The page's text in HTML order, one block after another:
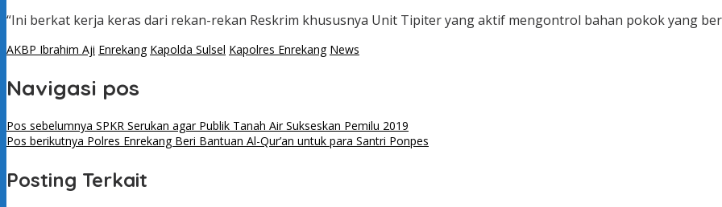
“Ini berkat kerja keras dari rekan-rekan Reskrim khususnya Unit Tipiter yang aktif mengontrol bahan pokok yang
AKBP Ibrahim Aji Enrekang Kapolda Sulsel Kapolres Enrekang News
Navigasi pos
Pos sebelumnya SPKR Serukan agar Publik Tanah Air Sukseskan Pemilu 2019
Pos berikutnya Polres Enrekang Beri Bantuan Al-Qur’an untuk para Santri Ponpes
Posting Terkait